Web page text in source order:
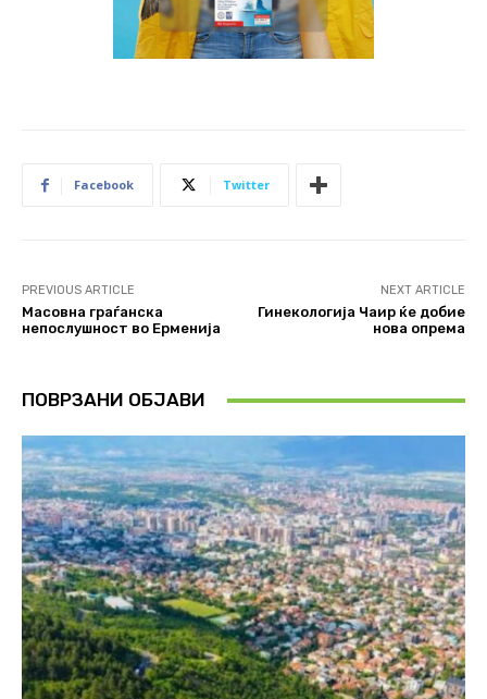
Facebook Twitter
PREVIOUS ARTICLE
Масовна граѓанска
непослушност во Ерменија
NEXT ARTICLE
Гинекологија Чаир ќе добие
нова опрема
ПОВРЗАНИ ОБЈАВИ